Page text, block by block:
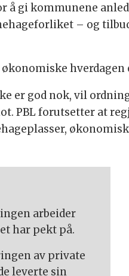
å gi kommunene
– og
er god nok, vil
PBL forutsetter at
arbeider
har pekt på.
av private
leverte sin